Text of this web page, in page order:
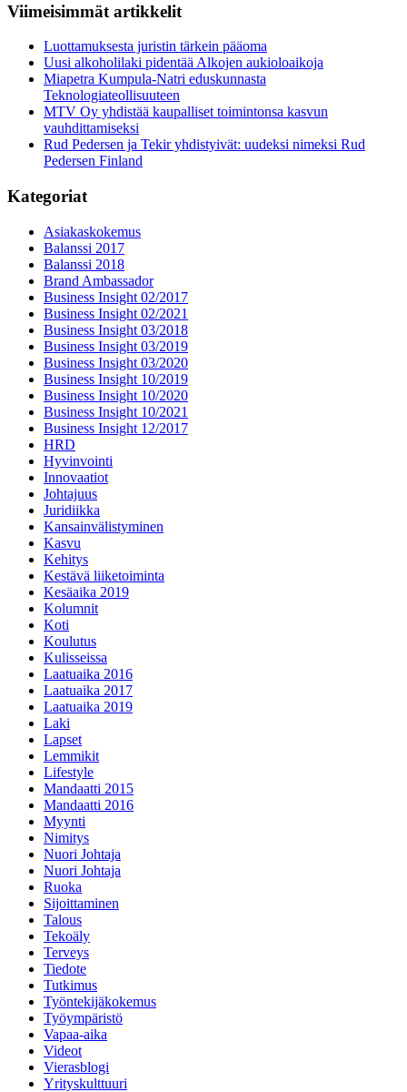
Viimeisimmät artikkelit
Luottamuksesta juristin tärkein pääoma
Uusi alkoholilaki pidentää Alkojen aukioloaikoja
Miapetra Kumpula-Natri eduskunnasta
Teknologiateollisuuteen
MTV Oy yhdistää kaupalliset toimintonsa kasvun
vauhdittamiseksi
Rud Pedersen ja Tekir yhdistyivät: uudeksi nimeksi Rud
Pedersen Finland
Kategoriat
Asiakaskokemus
Balanssi 2017
Balanssi 2018
Brand Ambassador
Business Insight 02/2017
Business Insight 02/2021
Business Insight 03/2018
Business Insight 03/2019
Business Insight 03/2020
Business Insight 10/2019
Business Insight 10/2020
Business Insight 10/2021
Business Insight 12/2017
HRD
Hyvinvointi
Innovaatiot
Johtajuus
Juridiikka
Kansainvälistyminen
Kasvu
Kehitys
Kestävä liiketoiminta
Kesäaika 2019
Kolumnit
Koti
Koulutus
Kulisseissa
Laatuaika 2016
Laatuaika 2017
Laatuaika 2019
Laki
Lapset
Lemmikit
Lifestyle
Mandaatti 2015
Mandaatti 2016
Myynti
Nimitys
Nuori Johtaja
Nuori Johtaja
Ruoka
Sijoittaminen
Talous
Tekoäly
Terveys
Tiedote
Tutkimus
Työntekijäkokemus
Työympäristö
Vapaa-aika
Videot
Vierasblogi
Yrityskulttuuri